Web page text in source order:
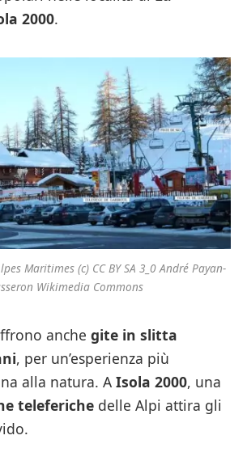
2000.
Maritimes (c) CC BY SA 3_0 André Payan-
Wikimedia Commons
anche gite in slitta
, per un’esperienza più
alla natura. A Isola 2000, una
teleferiche delle Alpi attira gli